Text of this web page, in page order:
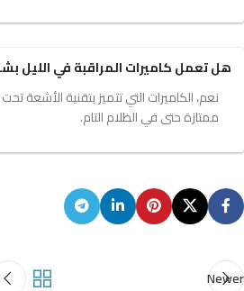
هل تعمل كاميرات المراقبة في الليل
نعم، الكاميرات التي تتميز بتقنية الأشعة
ممتازة حتى في الظلام التام.
Newer